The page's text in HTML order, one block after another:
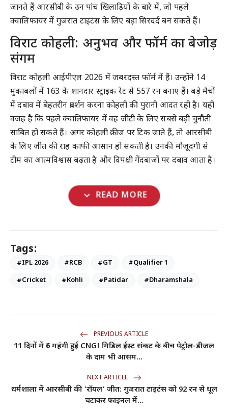
जानते हैं आरसीबी के उन पांच खिलाड़ियों के बारे में, जो पहले
क्वालिफायर में गुजरात टाइटंस के लिए बड़ा सिरदर्द बन सकते हैं।
विराट कोहली: अनुभव और फॉर्म का बेजोड़
संगम
विराट कोहली आईपीएल 2026 में जबरदस्त फॉर्म में हैं। उन्होंने 14
मुकाबलों में 163 के शानदार स्ट्राइक रेट से 557 रन बनाए हैं। बड़े मैचों
में दबाव में बेहतरीन प्रदर्शन करना कोहली की पुरानी आदत रही है। यही
वजह है कि पहले क्वालिफायर में वह जीटी के लिए सबसे बड़ी चुनौती
साबित हो सकते हैं। अगर कोहली क्रीज पर टिक जाते हैं, तो आरसीबी
के लिए जीत की राह काफी आसान हो सकती है। उनकी मौजूदगी से
टीम का आत्मविश्वास बढ़ता है और विपक्षी गेंदबाजों पर दबाव आता है।
expand_more READ MORE
Tags:
#IPL 2026 #RCB #GT
#Qualifier 1
#Cricket
#Kohli #Patidar #Dharamshala
PREVIOUS ARTICLE
11 दिनों में ₹6 महंगी हुई CNG! मिडिल ईस्ट संकट के बीच पेट्रोल-डीजल
के दाम भी आसम...
NEXT ARTICLE
धर्मशाला में आरसीबी की 'रॉयल' जीत: गुजरात टाइटंस को 92 रन से धूल
चटाकर फाइनल में...